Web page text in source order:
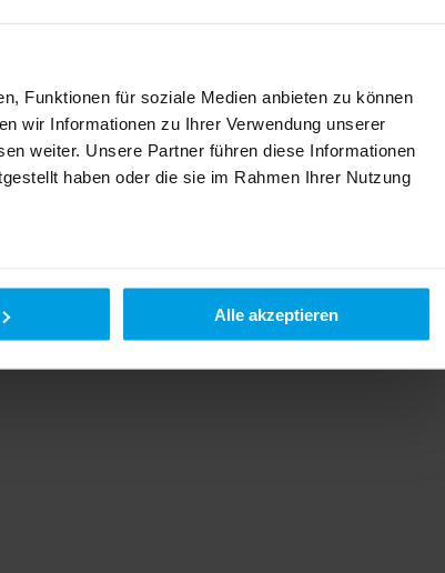
Funktionen für soziale Medien anbieten zu können
wir Informationen zu Ihrer Verwendung unserer
weiter. Unsere Partner führen diese Informationen
haben oder die sie im Rahmen Ihrer Nutzung
Alle akzeptieren